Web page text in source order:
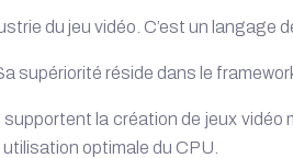
du jeu vidéo. C’est un
réside dans le
la création de jeux
optimale du CPU.